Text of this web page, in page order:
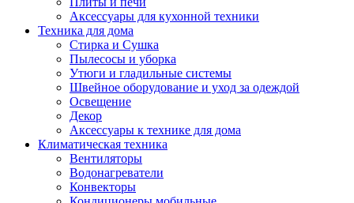
Аксессуары для кухонной техники
Техника для дома
Стирка и Сушка
Пылесосы и уборка
Утюги и гладильные системы
Швейное оборудование и уход за одеждой
Освещение
Декор
Аксессуары к технике для дома
Климатическая техника
Вентиляторы
Водонагреватели
Конвекторы